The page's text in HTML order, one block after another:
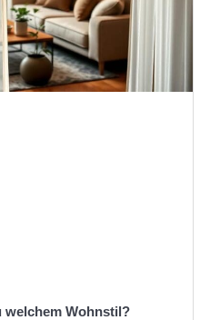
welchem Wohnstil?